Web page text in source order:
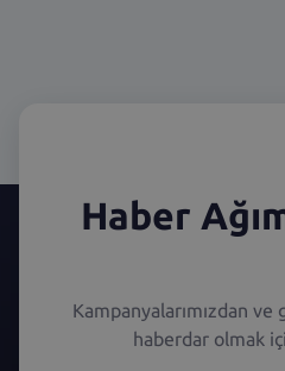
Haber
Kampanyalarımızdan
haberdar olmak